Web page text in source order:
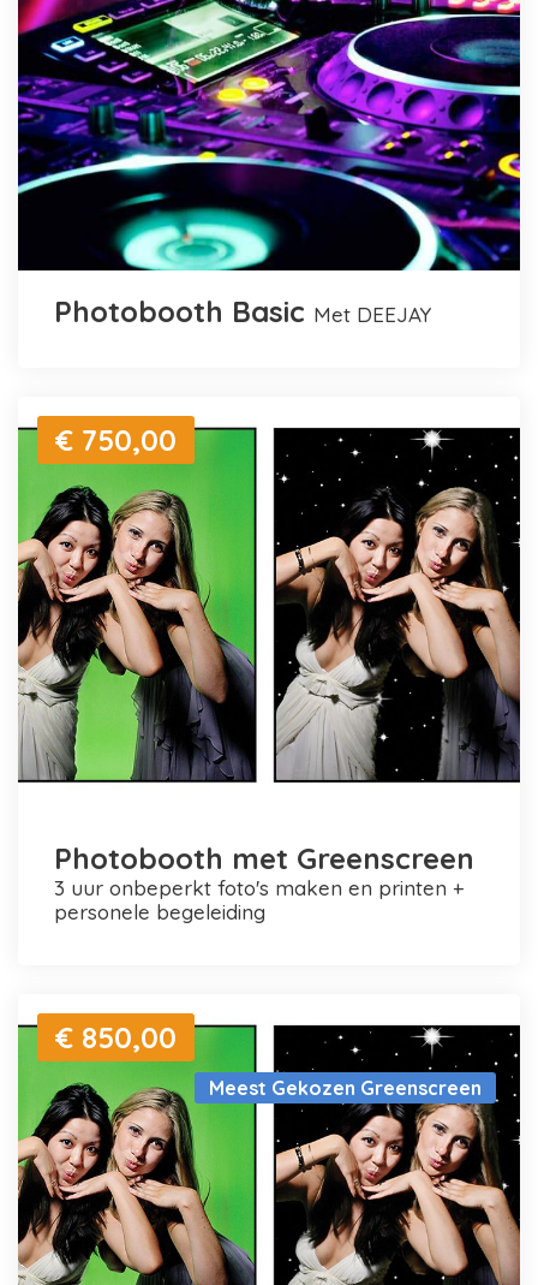
Photobooth Basic met DEEJAY
€ 750,00
Photobooth met Greenscreen
3 uur onbeperkt foto's maken en printen +
personele begeleiding
Meest Gekozen Greenscreen
€ 850,00